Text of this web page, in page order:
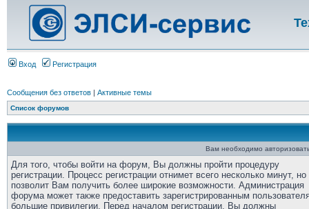
Вход Регистрация
Сообщения без ответов | Активные темы
Список форумов
Вам необходимо
Для того, чтобы войти на форум, Вы должны пройти процедуру
регистрации. Процесс регистрации отнимет всего несколько минут, но
позволит Вам получить более широкие возможности. Администрация
форума может также предоставить зарегистрированным
большие привилегии. Перед началом регистрации, Вы должны